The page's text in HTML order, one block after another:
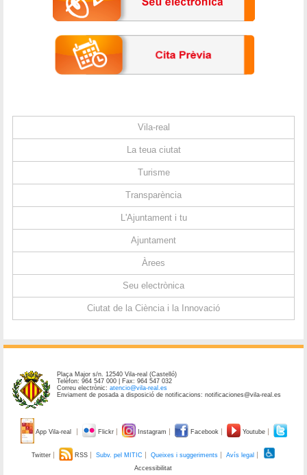
Vila-real
La teua ciutat
Turisme
Transparència
L'Ajuntament i tu
Ajuntament
Àrees
Seu electrònica
Ciutat de la Ciència i la Innovació
Plaça Major s/n. 12540 Vila-real (Castelló)
Telèfon: 964 547 000 | Fax: 964 547 032
Correu electrònic:atencio@vila-real.es
Enviament de posada a disposició de notificacions: notificaciones@vila-real.es
App Vila-real Flickr Instagram Facebook Youtube
Twitter RSS Subv. pel MITIC Queixes i suggeriments
Avís legal
Accessibilitat